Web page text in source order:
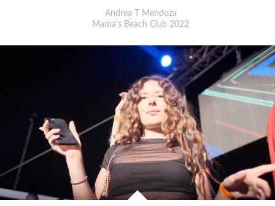
Andrea T Mendoza
Mama's Beach Club 2022